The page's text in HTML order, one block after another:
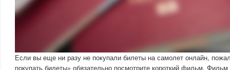
Если вы еще ни разу не покупали билеты на самолет онлайн,
покупать билеты» обязательно посмотрите короткий фильм.